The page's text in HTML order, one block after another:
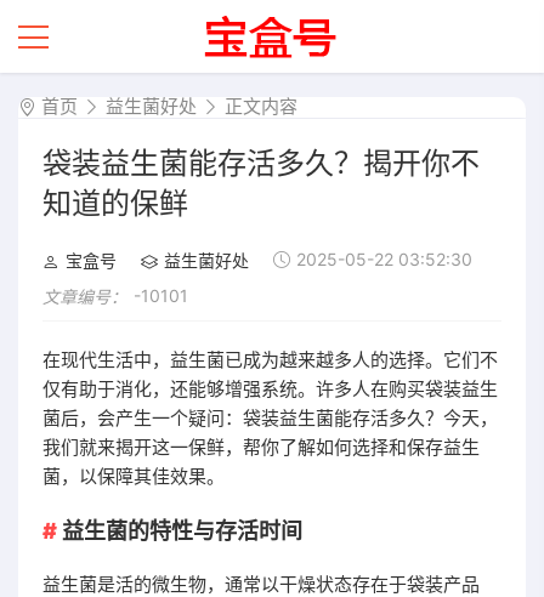
首页 益生菌好处 正文内容
袋装益生菌能存活多久？揭开你不
知道的保鲜
宝盒号 益生菌好处
2025-05-22 03:52:30
文章编号：
-10101
在现代生活中，益生菌已成为越来越多人的选择。它们不
仅有助于消化，还能够增强系统。许多人在购买袋装益生
菌后，会产生一个疑问：袋装益生菌能存活多久？今天，
我们就来揭开这一保鲜，帮你了解如何选择和保存益生
菌，以保障其佳效果。
益生菌的特性与存活时间
益生菌是活的微生物，通常以干燥状态存在于袋装产品